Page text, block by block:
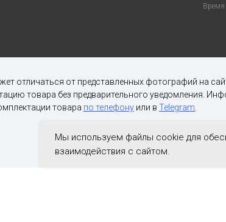
Мы используем файлы cookie для
взаимодействия с сайтом.
Время
отличаться от представленных фотографий на
товара без предварительного уведомления.
товара по телефону или в Telegram